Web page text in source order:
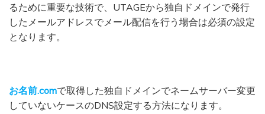
るために重要な技術で、UTAGEから独自ドメインで発行
したメールアドレスでメール配信を行う場合は必須の設定
となります。
お名前.comで取得した独自ドメインでネームサーバー変更
していないケースのDNS設定する方法になります。